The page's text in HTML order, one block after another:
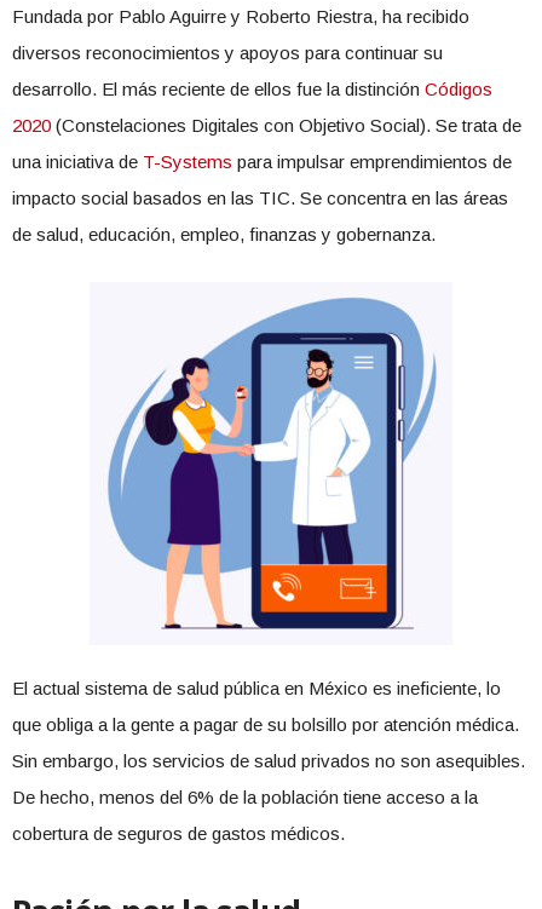
Fundada por Pablo Aguirre y Roberto Riestra, ha recibido
diversos reconocimientos y apoyos para continuar su
desarrollo. El más reciente de ellos fue la distinción Códigos
2020 (Constelaciones Digitales con Objetivo Social). Se trata de
una iniciativa de T-Systems para impulsar emprendimientos de
impacto social basados en las TIC. Se concentra en las áreas
de salud, educación, empleo, finanzas y gobernanza.
El actual sistema de salud pública en México es ineficiente, lo
que obliga a la gente a pagar de su bolsillo por atención médica.
Sin embargo, los servicios de salud privados no son asequibles.
De hecho, menos del 6% de la población tiene acceso a la
cobertura de seguros de gastos médicos.